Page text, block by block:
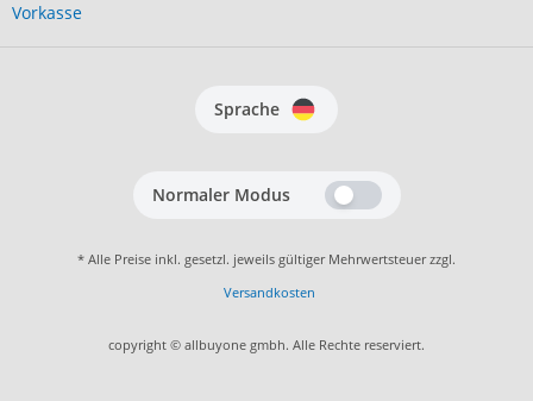
Vorkasse
Sprache
Normaler Modus
* Alle Preise inkl. gesetzl. jeweils gültiger Mehrwertsteuer zzgl.
Versandkosten
copyright © allbuyone gmbh. Alle Rechte reserviert.